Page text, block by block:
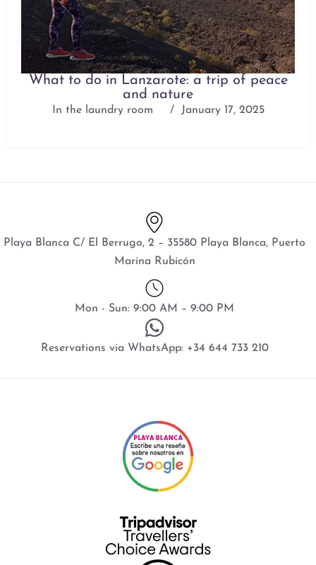
What to do in Lanzarote: a trip of peace
and nature
In the laundry room / January 17, 2025
Playa Blanca C/ El Berrugo, 2 – 35580 Playa Blanca, Puerto
Marina Rubicón
Mon - Sun: 9:00 AM – 9:00 PM
Reservations via WhatsApp: +34 644 733 210